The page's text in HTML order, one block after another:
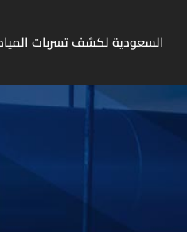
السعودية لكشف تسربات